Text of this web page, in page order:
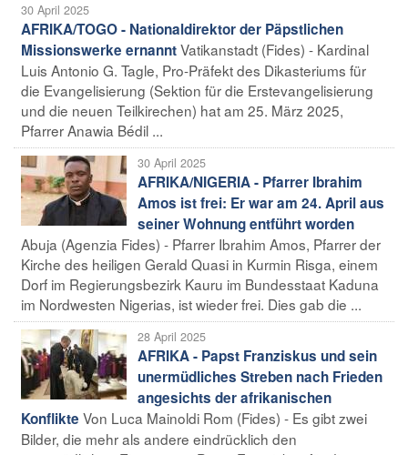
30 April 2025
AFRIKA/TOGO - Nationaldirektor der Päpstlichen
Missionswerke ernanntVatikanstadt (Fides) - Kardinal
Luis Antonio G. Tagle, Pro-Präfekt des Dikasteriums für
die Evangelisierung (Sektion für die Erstevangelisierung
und die neuen Teilkirechen) hat am 25. März 2025,
Pfarrer Anawia Bédil ...
30 April 2025
AFRIKA/NIGERIA - Pfarrer Ibrahim
Amos ist frei: Er war am 24. April aus
seiner Wohnung entführt worden
Abuja (Agenzia Fides) - Pfarrer Ibrahim Amos, Pfarrer der
Kirche des heiligen Gerald Quasi in Kurmin Risga, einem
Dorf im Regierungsbezirk Kauru im Bundesstaat Kaduna
im Nordwesten Nigerias, ist wieder frei. Dies gab die ...
28 April 2025
AFRIKA - Papst Franziskus und sein
unermüdliches Streben nach Frieden
angesichts der afrikanischen
Konflikte Von Luca Mainoldi Rom (Fides) - Es gibt zwei
Bilder, die mehr als andere eindrücklich den